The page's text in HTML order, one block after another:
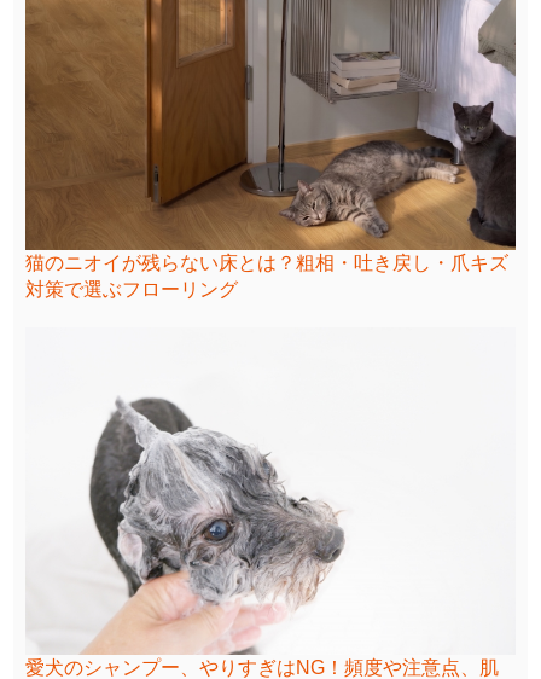
猫のニオイが残らない床とは？粗相・吐き戻し・爪キズ
対策で選ぶフローリング
愛犬のシャンプー、やりすぎはNG！頻度や注意点、肌